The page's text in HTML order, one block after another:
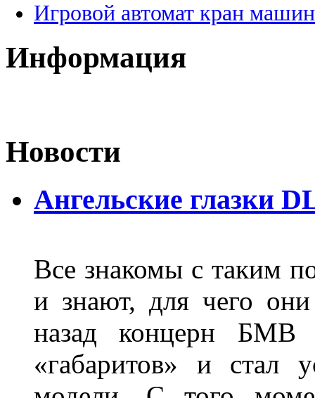
Игровой автомат кран
Информация
Новости
Ангельские глазки
Все знакомы с таким
и знают, для чего
назад концерн БМВ
«габаритов» и стал